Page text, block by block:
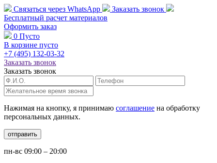
Связаться через WhatsApp
Заказать звонок
Бесплатный расчет материалов
Оформить заказ
0 Пусто
В корзине пусто
+7 (495) 132-03-32
Заказать звонок
Заказать звонок
Нажимая на кнопку, я принимаю соглашение на обработку
персональных данных.
отправить
пн-вс 09:00 – 20:00